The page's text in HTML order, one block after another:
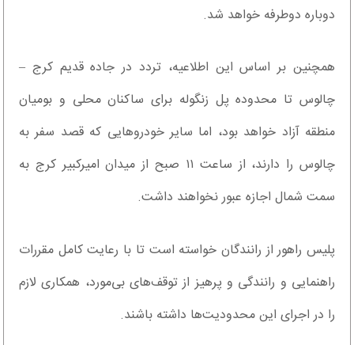
دوباره دوطرفه خواهد شد.
همچنین بر اساس این اطلاعیه، تردد در جاده قدیم کرج –
چالوس تا محدوده پل زنگوله برای ساکنان محلی و بومیان
منطقه آزاد خواهد بود، اما سایر خودروهایی که قصد سفر به
چالوس را دارند، از ساعت ۱۱ صبح از میدان امیرکبیر کرج به
سمت شمال اجازه عبور نخواهند داشت.
پلیس راهور از رانندگان خواسته است تا با رعایت کامل مقررات
راهنمایی و رانندگی و پرهیز از توقف‌های بی‌مورد، همکاری لازم
را در اجرای این محدودیت‌ها داشته باشند.